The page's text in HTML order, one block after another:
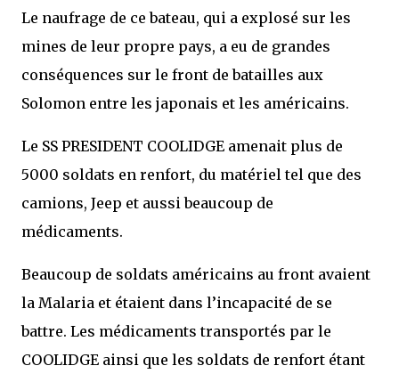
Le naufrage de ce bateau, qui a explosé sur les
mines de leur propre pays, a eu de grandes
conséquences sur le front de batailles aux
Solomon entre les japonais et les américains.
Le SS PRESIDENT COOLIDGE amenait plus de
5000 soldats en renfort, du matériel tel que des
camions, Jeep et aussi beaucoup de
médicaments.
Beaucoup de soldats américains au front avaient
la Malaria et étaient dans l’incapacité de se
battre. Les médicaments transportés par le
COOLIDGE ainsi que les soldats de renfort étant